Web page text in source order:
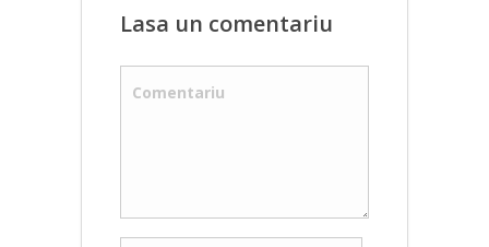
Lasa un comentariu